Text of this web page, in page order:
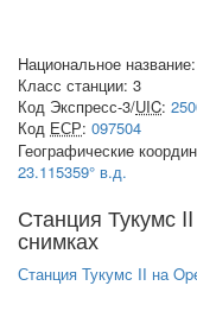
Национальное название:
Класс станции: 3
Код Экспресс-3/UIC:
Код ЕСР: 097504
Географические
23.115359° в.д.
Станция Тукумс
снимках
Станция Тукумс II на